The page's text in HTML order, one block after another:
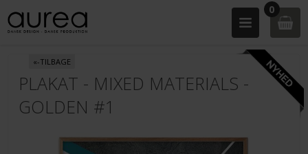
0
«-TILBAGE
PLAKAT - MIXED MATERIALS -
GOLDEN #1